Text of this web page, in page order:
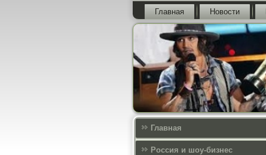
Главная Новости
Главная
Россия и шоу-бизнес